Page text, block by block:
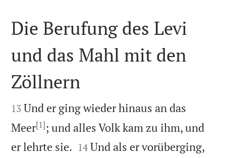

Die Berufung des Levi
und das Mahl mit den
Zöllnern

13 Und er ging wieder hinaus an das
Meer[1]; und alles Volk kam zu ihm, und
er lehrte sie. 

14 Und als er vorüberging,